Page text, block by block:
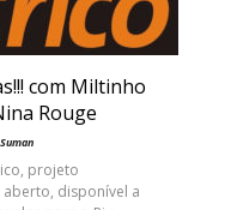
com Miltinho
Rouge
projeto
disponível a